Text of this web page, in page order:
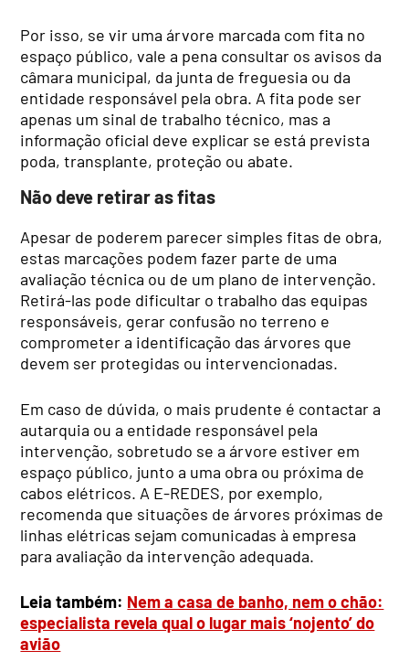
Por isso, se vir uma árvore marcada com fita no
espaço público, vale a pena consultar os avisos da
câmara municipal, da junta de freguesia ou da
entidade responsável pela obra. A fita pode ser
apenas um sinal de trabalho técnico, mas a
informação oficial deve explicar se está prevista
poda, transplante, proteção ou abate.
Não deve retirar as fitas
Apesar de poderem parecer simples fitas de obra,
estas marcações podem fazer parte de uma
avaliação técnica ou de um plano de intervenção.
Retirá-las pode dificultar o trabalho das equipas
responsáveis, gerar confusão no terreno e
comprometer a identificação das árvores que
devem ser protegidas ou intervencionadas.
Em caso de dúvida, o mais prudente é contactar a
autarquia ou a entidade responsável pela
intervenção, sobretudo se a árvore estiver em
espaço público, junto a uma obra ou próxima de
cabos elétricos. A E-REDES, por exemplo,
recomenda que situações de árvores próximas de
linhas elétricas sejam comunicadas à empresa
para avaliação da intervenção adequada.
Leia também: Nem a casa de banho, nem o chão:
especialista revela qual o lugar mais ‘nojento’ do
avião